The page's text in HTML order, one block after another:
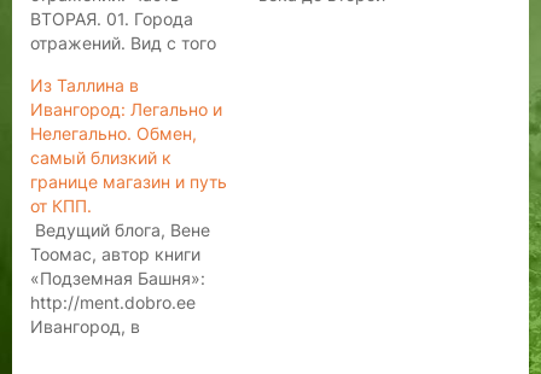
ВТОРАЯ. 01. Города
отражений. Вид с того
Опочивальни в
«Купеческой».
Гостиница впечатлений.
Мои рекомендации! 03.
Самое близкое
отделение российской
почты к Эстонии и
дорога к
Ивангородской
крепости. Путешествие
из Таллина в
Из Таллина в
Ивангород: Легально и
Нелегально. Обмен,
самый близкий к
границе магазин и путь
от КПП.
Ведущий блога, Вене
Тоомас, автор книги
«Подземная Башня»:
http://ment.dobro.ee
Ивангород, в